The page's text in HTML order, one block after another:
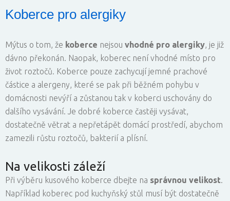
Koberce pro alergiky
Mýtus o tom, že koberce nejsou vhodné pro alergiky, je již
dávno překonán. Naopak, koberec není vhodné místo pro
život roztočů. Koberce pouze zachycují jemné prachové
částice a alergeny, které se pak při běžném pohybu v
domácnosti nevýří a zůstanou tak v koberci uschovány do
dalšího vysávání. Je dobré koberce častěji vysávat,
dostatečně větrat a nepřetápět domácí prostředí, abychom
zamezili růstu roztočů, bakterií a plísní.
Na velikosti záleží
Při výběru kusového koberce dbejte na správnou velikost.
Například koberec pod kuchyňský stůl musí být dostatečně